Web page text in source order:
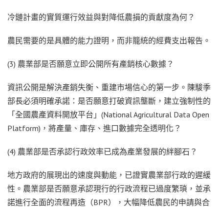
冷鏈計畫的實質運行效益與對降低農損的貢獻度為何？
農民需要的是具體的能力證明，而非籠統的經費支出報告。
(3) 農業部是否願意立即公開所有產銷核心數據？
資訊公開是解決產銷失衡、重建市場信心的第一步。陳駿季
部長必須明確承諾：是否願意打破資訊壟斷，建立強制性的
「全國農產資料開放平台」(National Agricultural Data Open
Platform)，將產量、庫存、進口數據完全透明化？
(4) 農業部是否承認行政效率已成為產業發展的絆腳石？
地方政府的展現出的速度與動能，已證實農業部行政的遲緩
性。農業部是否願意承認現行的行政流程已過度繁瑣，並承
諾進行全面的流程再造（BPR），大幅降低農民的申請與合